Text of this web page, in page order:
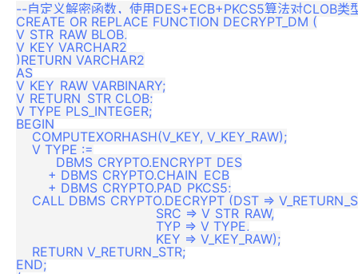
--自定义解密函数，使用DES+ECB+PKCS5算法对CLOB类
CREATE OR REPLACE FUNCTION DECRYPT_DM (
V_STR_RAW BLOB,
V_KEY VARCHAR2
)RETURN VARCHAR2
AS
V_KEY_RAW VARBINARY;
V_RETURN_STR CLOB;
V_TYPE PLS_INTEGER;
BEGIN
    COMPUTEXORHASH(V_KEY, V_KEY_RAW);
    V_TYPE :=
          DBMS_CRYPTO.ENCRYPT_DES
        + DBMS_CRYPTO.CHAIN_ECB
        + DBMS_CRYPTO.PAD_PKCS5;
CALL DBMS_CRYPTO.DECRYPT (DST =>
                                   SRC => V_STR_RAW,
                                   TYP => V_TYPE,
                                   KEY => V_KEY_RAW);
    RETURN V_RETURN_STR;
END;